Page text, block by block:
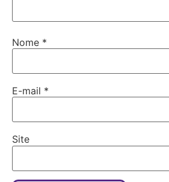
Nome *
E-mail *
Site